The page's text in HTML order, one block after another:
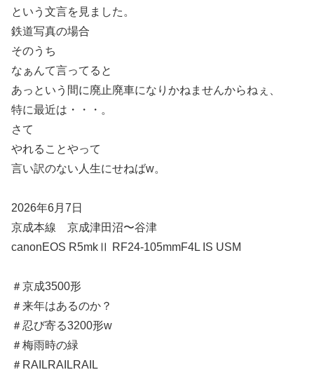
という文言を見ました。
鉄道写真の場合
そのうち
なぁんて言ってると
あっという間に廃止廃車になりかねませんからねぇ、
特に最近は・・・。
さて
やれることやって
言い訳のない人生にせねばw。
2026年6月7日
京成本線 京成津田沼〜谷津
canonEOS R5mkⅡ RF24-105mmF4L IS USM
＃京成3500形
＃来年はあるのか？
＃忍び寄る3200形w
＃梅雨時の緑
＃RAILRAILRAIL